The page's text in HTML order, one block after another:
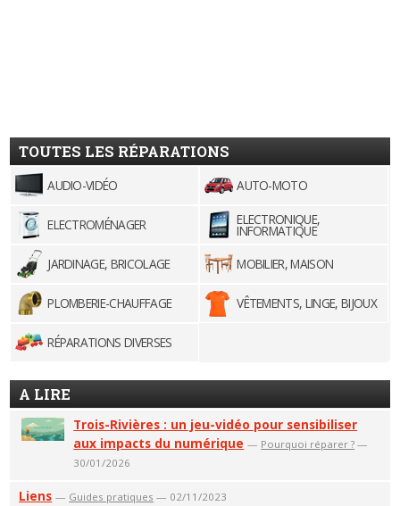
TOUTES LES RÉPARATIONS
AUDIO-VIDÉO AUTO-MOTO
ELECTROMÉNAGER ELECTRONIQUE,
INFORMATIQUE
JARDINAGE, BRICOLAGE
MOBILIER, MAISON
PLOMBERIE-CHAUFFAGE VÊTEMENTS, LINGE, BIJOUX
RÉPARATIONS DIVERSES
A LIRE
Trois-Rivières : un jeu-vidéo pour sensibiliser
aux impacts du numérique — Pourquoi réparer ? —
30/01/2026
Liens — Guides pratiques — 02/11/2023